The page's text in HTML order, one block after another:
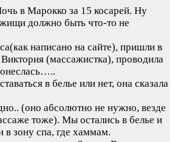
в Марокко за 15 косарей. Ну
должно быть что-то не
написано на сайте), пришли в
(массажистка), проводила
в белье или нет, она сказала
(оно абсолютно не нужно, везде
тоже). Мы остались в белье и
зону спа, где хаммам.